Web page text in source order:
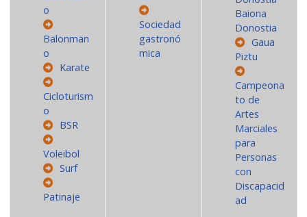
o
Balonman
o
Karate
Cicloturism
o
BSR
Voleibol
Surf
Patinaje
Sociedad
gastronó
mica
Baiona
Donostia
Gaua
Piztu
Campeona
to de
Artes
Marciales
para
Personas
con
Discapacid
ad